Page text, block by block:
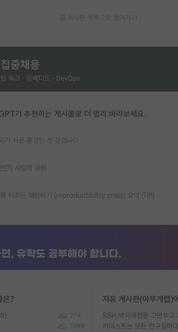
게시판 목록으로 돌아가기
가 추천하는 게시물로 더 멀리 바라보세요.
기 쉬운 환경인 것 같습니다
(?) 사람의 응원
를 뒤흔든 재현위기 (reproductibility crisis) 요약 (1편)
은?
) 274
1388
자유 게시판(아무개랩)
카이스트는 모든 연구실마